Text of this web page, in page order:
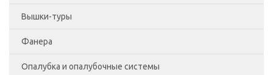
Леса рамные
Помосты
Сетка фасадная
Вышки-туры
Вышка-тура ВСП-250/0.7
Вышка-тура ВСП-250/1.2
Фанера
Фанера Россия
Опалубка и опалубочные системы